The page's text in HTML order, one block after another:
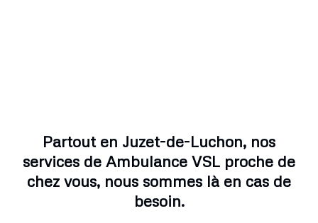
Partout en Juzet-de-Luchon, nos
services de Ambulance VSL proche de
chez vous, nous sommes là en cas de
besoin.